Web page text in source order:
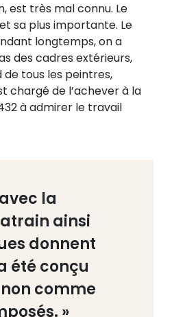
est très mal connu. Le
sa plus importante. Le
longtemps, on a
des cadres extérieurs,
de tous les peintres,
chargé de l’achever à la
à admirer le travail
la
ainsi
donnent
été conçu
comme
»